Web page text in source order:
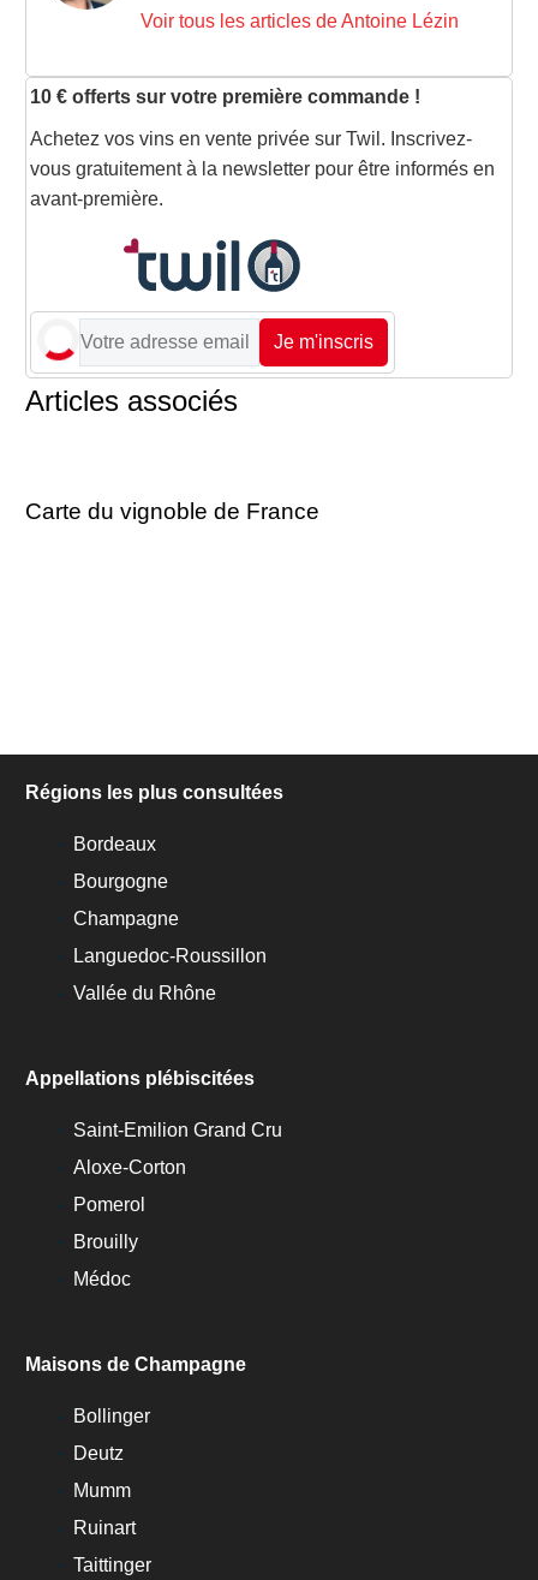
Voir tous les articles de Antoine Lézin
10 € offerts sur votre première commande !
Achetez vos vins en vente privée sur Twil. Inscrivez-
vous gratuitement à la newsletter pour être informés en
avant-première.
Je m'inscris
Articles associés
Carte du vignoble de France
Régions les plus consultées
Bordeaux
Bourgogne
Champagne
Languedoc-Roussillon
Vallée du Rhône
Appellations plébiscitées
Saint-Emilion Grand Cru
Aloxe-Corton
Pomerol
Brouilly
Médoc
Maisons de Champagne
Bollinger
Deutz
Mumm
Ruinart
Taittinger